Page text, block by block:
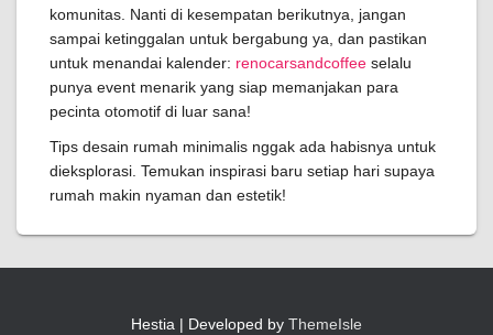
komunitas. Nanti di kesempatan berikutnya, jangan
sampai ketinggalan untuk bergabung ya, dan pastikan
untuk menandai kalender: renocarsandcoffee selalu
punya event menarik yang siap memanjakan para
pecinta otomotif di luar sana!
Tips desain rumah minimalis nggak ada habisnya untuk
dieksplorasi. Temukan inspirasi baru setiap hari supaya
rumah makin nyaman dan estetik!
Hestia | Developed by ThemeIsle